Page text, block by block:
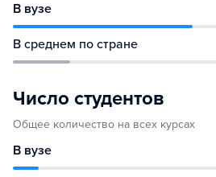
В вузе
В среднем по стране
Число студентов
Общее количество на всех курсах
В вузе